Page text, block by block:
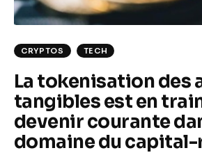
CRYPTOS TECH
La tokenisation des
tangibles est en
devenir courante
domaine du capital-